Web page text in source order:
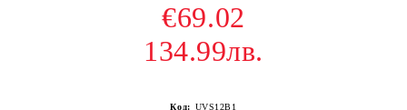
€69.02
134.99лв.
Код: UVS12B1